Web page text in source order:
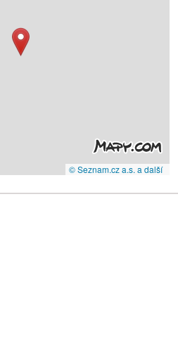
© Seznam.cz a.s. a další